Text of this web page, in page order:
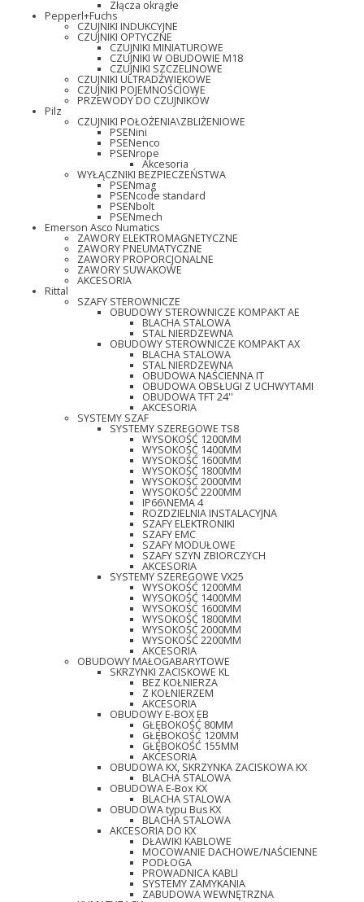
Złącza okrągłe
Pepperl+Fuchs
CZUJNIKI INDUKCYJNE
CZUJNIKI OPTYCZNE
CZUJNIKI MINIATUROWE
CZUJNIKI W OBUDOWIE M18
CZUJNIKI SZCZELINOWE
CZUJNIKI ULTRADŹWIĘKOWE
CZUJNIKI POJEMNOŚCIOWE
PRZEWODY DO CZUJNIKÓW
Pilz
CZUJNIKI POŁOŻENIA\ZBLIŻENIOWE
PSENini
PSENenco
PSENrope
Akcesoria
WYŁĄCZNIKI BEZPIECZEŃSTWA
PSENmag
PSENcode standard
PSENbolt
PSENmech
Emerson Asco Numatics
ZAWORY ELEKTROMAGNETYCZNE
ZAWORY PNEUMATYCZNE
ZAWORY PROPORCJONALNE
ZAWORY SUWAKOWE
AKCESORIA
Rittal
SZAFY STEROWNICZE
OBUDOWY STEROWNICZE KOMPAKT AE
BLACHA STALOWA
STAL NIERDZEWNA
OBUDOWY STEROWNICZE KOMPAKT AX
BLACHA STALOWA
STAL NIERDZEWNA
OBUDOWA NAŚCIENNA IT
OBUDOWA OBSŁUGI Z UCHWYTAMI
OBUDOWA TFT 24''
AKCESORIA
SYSTEMY SZAF
SYSTEMY SZEREGOWE TS8
WYSOKOŚĆ 1200MM
WYSOKOŚĆ 1400MM
WYSOKOŚĆ 1600MM
WYSOKOŚĆ 1800MM
WYSOKOŚĆ 2000MM
WYSOKOŚĆ 2200MM
IP66\NEMA 4
ROZDZIELNIA INSTALACYJNA
SZAFY ELEKTRONIKI
SZAFY EMC
SZAFY MODUŁOWE
SZAFY SZYN ZBIORCZYCH
AKCESORIA
SYSTEMY SZEREGOWE VX25
WYSOKOŚĆ 1200MM
WYSOKOŚĆ 1400MM
WYSOKOŚĆ 1600MM
WYSOKOŚĆ 1800MM
WYSOKOŚĆ 2000MM
WYSOKOŚĆ 2200MM
AKCESORIA
OBUDOWY MAŁOGABARYTOWE
SKRZYNKI ZACISKOWE KL
BEZ KOŁNIERZA
Z KOŁNIERZEM
AKCESORIA
OBUDOWY E-BOX EB
GŁĘBOKOŚĆ 80MM
GŁĘBOKOŚĆ 120MM
GŁĘBOKOŚĆ 155MM
AKCESORIA
OBUDOWA KX, SKRZYNKA ZACISKOWA KX
BLACHA STALOWA
OBUDOWA E-Box KX
BLACHA STALOWA
OBUDOWA typu Bus KX
BLACHA STALOWA
AKCESORIA DO KX
DŁAWIKI KABLOWE
MOCOWANIE DACHOWE/NAŚCIENNE
PODŁOGA
PROWADNICA KABLI
SYSTEMY ZAMYKANIA
ZABUDOWA WEWNĘTRZNA